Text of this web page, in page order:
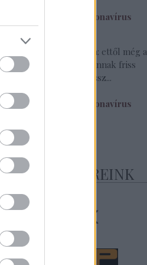
10:47
lesz a fizetés a koronavírus
@Jumbóka: ettől még a
Egy élő blogon vannak friss
Itt egy darab sincs hossz...
08:19
lesz a fizetés a koronavírus
PARTNEREINK